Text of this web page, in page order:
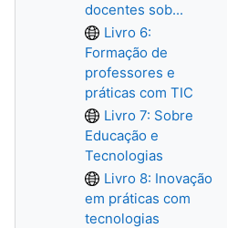
docentes sob...
Livro 6:
Formação de
professores e
práticas com TIC
Livro 7: Sobre
Educação e
Tecnologias
Livro 8: Inovação
em práticas com
tecnologias